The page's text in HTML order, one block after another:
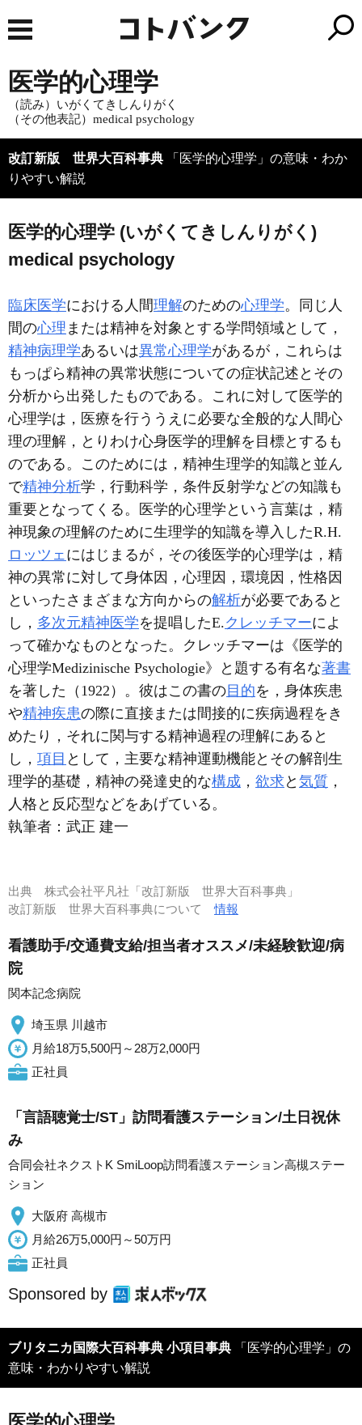
医学的心理学
（読み）いがくてきしんりがく
（その他表記）medical psychology
改訂新版 世界大百科事典 「医学的心理学」の意味・わか
りやすい解説
医学的心理学 (いがくてきしんりがく)
medical psychology
臨床医学における人間理解のための心理学。同じ人
間の心理 または精神を対象とする学問領域として，
精神病理学あるいは異常心理学があるが，これらは
もっぱら精神の異常状態についての症状記述とその
分析から出発したものである。これに対して医学的
心理学は，医療を行ううえに必要な全般的な人間心
理の理解，とりわけ心身医学的理解を目標とするも
のである。このためには，精神生理学的知識と並ん
で精神分析学，行動科学，条件反射学などの知識も
重要となってくる。医学的心理学という言葉は，精
神現象の理解のために生理学的知識を導入したR.H.
ロッツェにはじまるが，その後医学的心理学は，精
神の異常に対して身体因，心理因，環境因，性格因
といったさまざまな方向からの解析が必要であると
し， 多次元精神医学を提唱したE.クレッチマーによ
って確かなものとなった。クレッチマーは《医学的
心理学Medizinische Psychologie》と題する有名な著書
を著した（1922）。彼はこの書の目的を，身体疾患
や精神疾患の際に直接または間接的に疾病過程をき
めたり，それに関与する精神過程の理解にあると
し， 項目 として，主要な精神運動機能とその解剖生
理学的基礎，精神の発達史的な構成 ， 欲求と 気質 ，
人格と反応型などをあげている。
執筆者： 武正 建一
出典 株式会社平凡社「改訂新版 世界大百科事典」
改訂新版 世界大百科事典について情報
看護助手/交通費支給/担当者オススメ/未経験歓迎/病
院
関本記念病院
埼玉県 川越市
月給18万5,500円～28万2,000円
正社員
「言語聴覚士/ST」訪問看護ステーション/土日祝休
み
合同会社ネクストK SmiLoop訪問看護ステーション高槻ステー
ション
大阪府 高槻市
月給26万5,000円～50万円
正社員
Sponsored by
ブリタニカ国際大百科事典 小項目事典 「医学的心理学」の
意味・わかりやすい解説
医学的心理学